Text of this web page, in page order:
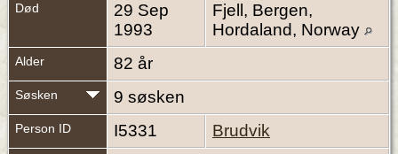
Død
29 Sep
1993
Fjell, Bergen,
Hordaland, Norway
Alder 82 år
Søsken 9 søsken
Person ID I5331 Brudvik